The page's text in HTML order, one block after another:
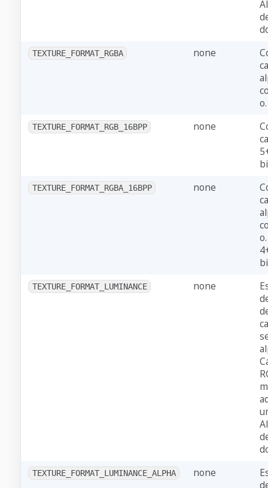
TEXTURE_FORMAT_RGBA none
o.
TEXTURE_FORMAT_RGB_16BPP none
TEXTURE_FORMAT_RGBA_16BPP none
o.
TEXTURE_FORMAT_LUMINANCE none
TEXTURE_FORMAT_LUMINANCE_ALPHA none